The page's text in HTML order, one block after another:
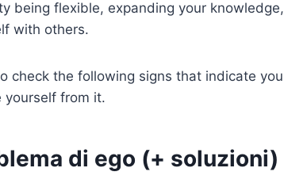
being flexible, expanding your knowledge,
with others.
check the following signs that indicate you
yourself from it.
di ego (+ soluzioni)